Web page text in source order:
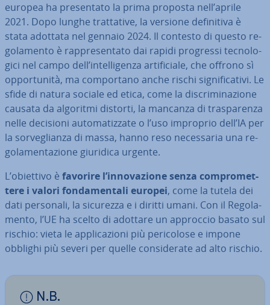
europea ha pre­sen­ta­to la prima proposta nell’aprile
2021. Dopo lunghe trat­ta­ti­ve, la versione de­fi­ni­ti­va è
stata adottata nel gennaio 2024. Il contesto di questo re­
go­la­men­to è rap­pre­sen­ta­to dai rapidi progressi tec­no­lo­
gi­ci nel campo dell’in­tel­li­gen­za ar­ti­fi­cia­le, che offrono sì
op­por­tu­ni­tà, ma com­por­ta­no anche rischi si­gni­fi­ca­ti­vi. Le
sfide di natura sociale ed etica, come la di­scri­mi­na­zio­ne
causata da algoritmi distorti, la mancanza di tra­spa­ren­za
nelle decisioni au­to­ma­tiz­za­te o l’uso improprio dell’IA per
la sor­ve­glian­za di massa, hanno reso ne­ces­sa­ria una re­
go­la­men­ta­zio­ne giuridica urgente.
L’obiettivo è favorire l’in­no­va­zio­ne senza com­pro­met­
te­re i valori fon­da­men­ta­li europei, come la tutela dei
dati personali, la sicurezza e i diritti umani. Con il Re­go­la­
men­to, l’UE ha scelto di adottare un approccio basato sul
rischio: vieta le ap­pli­ca­zio­ni più pe­ri­co­lo­se e impone
obblighi più severi per quelle con­si­de­ra­te ad alto rischio.
N.B.